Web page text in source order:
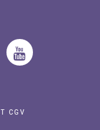
CGV